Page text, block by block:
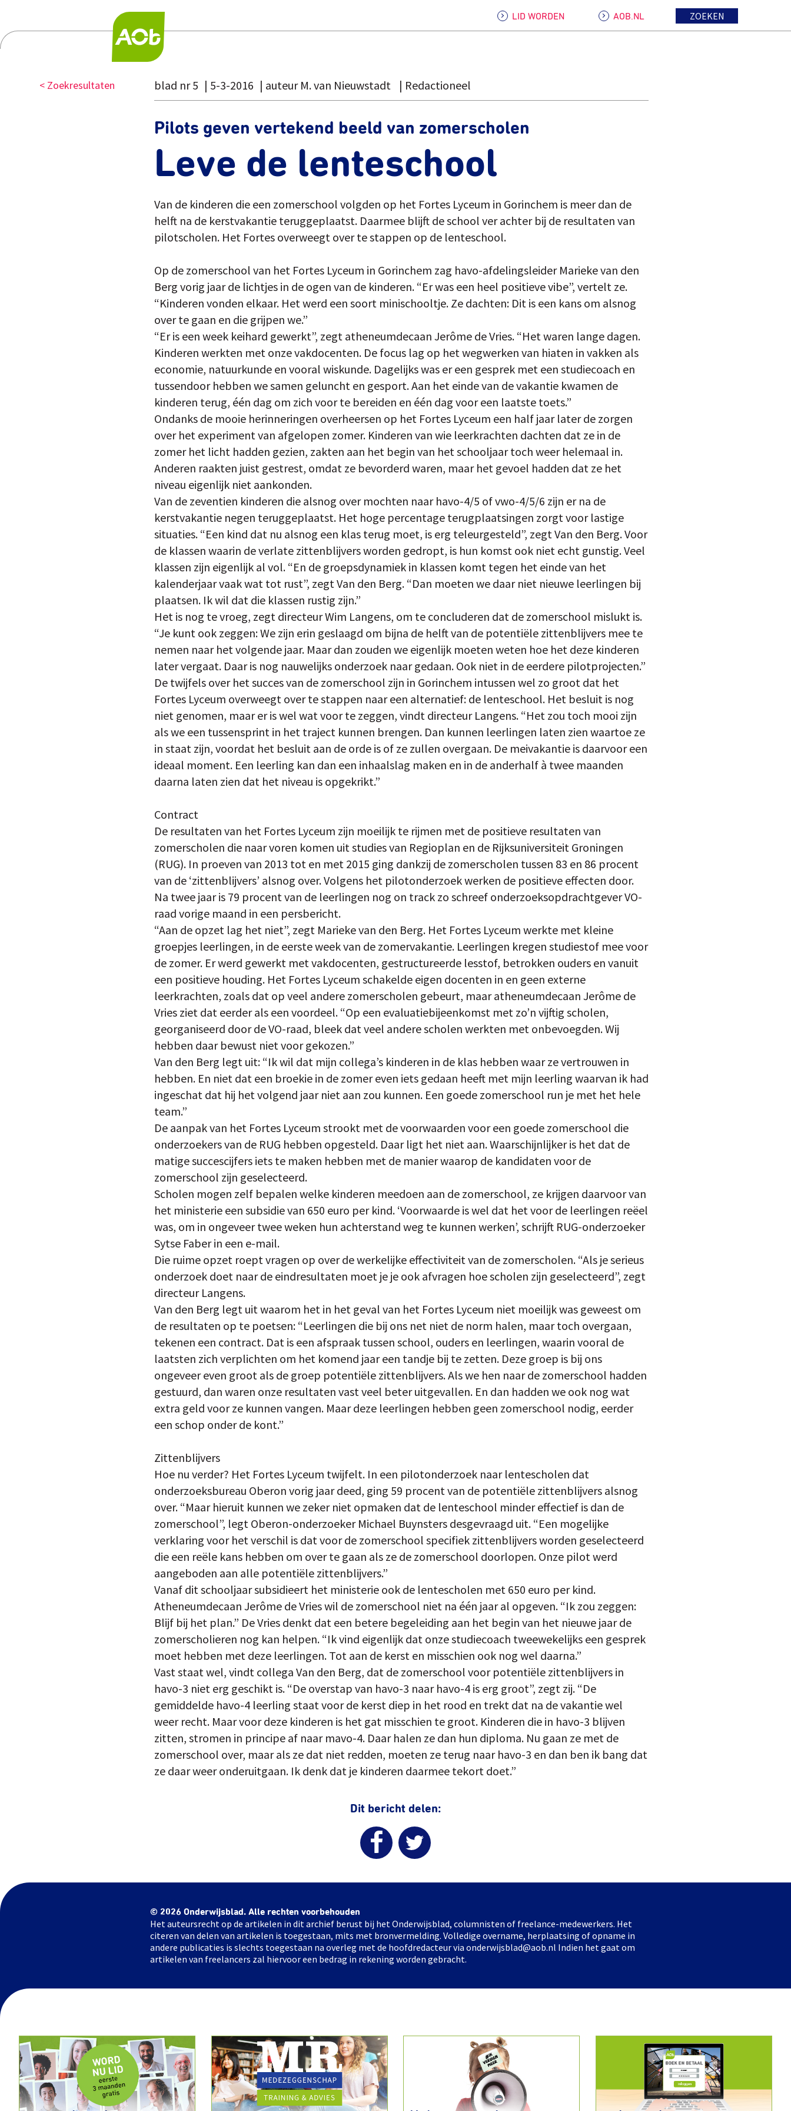
LID WORDEN AOB.NL ZOEKEN
< Zoekresultaten blad nr 5 5-3-2016 auteur M. van Nieuwstadt Redactioneel
Pilots geven vertekend beeld van zomerscholen
Leve de lenteschool
Van de kinderen die een zomerschool volgden op het Fortes Lyceum in Gorinchem is meer dan de
helft na de kerstvakantie teruggeplaatst. Daarmee blijft de school ver achter bij de resultaten van
pilotscholen. Het Fortes overweegt over te stappen op de lenteschool.
Op de zomerschool van het Fortes Lyceum in Gorinchem zag havo-afdelingsleider Marieke van den
Berg vorig jaar de lichtjes in de ogen van de kinderen. “Er was een heel positieve vibe”, vertelt ze.
“Kinderen vonden elkaar. Het werd een soort minischooltje. Ze dachten: Dit is een kans om alsnog
over te gaan en die grijpen we.”
“Er is een week keihard gewerkt”, zegt atheneumdecaan Jerôme de Vries. “Het waren lange dagen.
Kinderen werkten met onze vakdocenten. De focus lag op het wegwerken van hiaten in vakken als
economie, natuurkunde en vooral wiskunde. Dagelijks was er een gesprek met een studiecoach en
tussendoor hebben we samen geluncht en gesport. Aan het einde van de vakantie kwamen de
kinderen terug, één dag om zich voor te bereiden en één dag voor een laatste toets.”
Ondanks de mooie herinneringen overheersen op het Fortes Lyceum een half jaar later de zorgen
over het experiment van afgelopen zomer. Kinderen van wie leerkrachten dachten dat ze in de
zomer het licht hadden gezien, zakten aan het begin van het schooljaar toch weer helemaal in.
Anderen raakten juist gestrest, omdat ze bevorderd waren, maar het gevoel hadden dat ze het
niveau eigenlijk niet aankonden.
Van de zeventien kinderen die alsnog over mochten naar havo-4/5 of vwo-4/5/6 zijn er na de
kerstvakantie negen teruggeplaatst. Het hoge percentage terugplaatsingen zorgt voor lastige
situaties. “Een kind dat nu alsnog een klas terug moet, is erg teleurgesteld”, zegt Van den Berg. Voor
de klassen waarin de verlate zittenblijvers worden gedropt, is hun komst ook niet echt gunstig. Veel
klassen zijn eigenlijk al vol. “En de groepsdynamiek in klassen komt tegen het einde van het
kalenderjaar vaak wat tot rust”, zegt Van den Berg. “Dan moeten we daar niet nieuwe leerlingen bij
plaatsen. Ik wil dat die klassen rustig zijn.”
Het is nog te vroeg, zegt directeur Wim Langens, om te concluderen dat de zomerschool mislukt is.
“Je kunt ook zeggen: We zijn erin geslaagd om bijna de helft van de potentiële zittenblijvers mee te
nemen naar het volgende jaar. Maar dan zouden we eigenlijk moeten weten hoe het deze kinderen
later vergaat. Daar is nog nauwelijks onderzoek naar gedaan. Ook niet in de eerdere pilotprojecten.”
De twijfels over het succes van de zomerschool zijn in Gorinchem intussen wel zo groot dat het
Fortes Lyceum overweegt over te stappen naar een alternatief: de lenteschool. Het besluit is nog
niet genomen, maar er is wel wat voor te zeggen, vindt directeur Langens. “Het zou toch mooi zijn
als we een tussensprint in het traject kunnen brengen. Dan kunnen leerlingen laten zien waartoe ze
in staat zijn, voordat het besluit aan de orde is of ze zullen overgaan. De meivakantie is daarvoor een
ideaal moment. Een leerling kan dan een inhaalslag maken en in de anderhalf à twee maanden
daarna laten zien dat het niveau is opgekrikt.”
Contract
De resultaten van het Fortes Lyceum zijn moeilijk te rijmen met de positieve resultaten van
zomerscholen die naar voren komen uit studies van Regioplan en de Rijksuniversiteit Groningen
(RUG). In proeven van 2013 tot en met 2015 ging dankzij de zomerscholen tussen 83 en 86 procent
van de ‘zittenblijvers’ alsnog over. Volgens het pilotonderzoek werken de positieve effecten door.
Na twee jaar is 79 procent van de leerlingen nog on track zo schreef onderzoeksopdrachtgever VO-
raad vorige maand in een persbericht.
“Aan de opzet lag het niet”, zegt Marieke van den Berg. Het Fortes Lyceum werkte met kleine
groepjes leerlingen, in de eerste week van de zomervakantie. Leerlingen kregen studiestof mee voor
de zomer. Er werd gewerkt met vakdocenten, gestructureerde lesstof, betrokken ouders en vanuit
een positieve houding. Het Fortes Lyceum schakelde eigen docenten in en geen externe
leerkrachten, zoals dat op veel andere zomerscholen gebeurt, maar atheneumdecaan Jerôme de
Vries ziet dat eerder als een voordeel. “Op een evaluatiebijeenkomst met zo’n vijftig scholen,
georganiseerd door de VO-raad, bleek dat veel andere scholen werkten met onbevoegden. Wij
hebben daar bewust niet voor gekozen.”
Van den Berg legt uit: “Ik wil dat mijn collega’s kinderen in de klas hebben waar ze vertrouwen in
hebben. En niet dat een broekie in de zomer even iets gedaan heeft met mijn leerling waarvan ik had
ingeschat dat hij het volgend jaar niet aan zou kunnen. Een goede zomerschool run je met het hele
team.”
De aanpak van het Fortes Lyceum strookt met de voorwaarden voor een goede zomerschool die
onderzoekers van de RUG hebben opgesteld. Daar ligt het niet aan. Waarschijnlijker is het dat de
matige succescijfers iets te maken hebben met de manier waarop de kandidaten voor de
zomerschool zijn geselecteerd.
Scholen mogen zelf bepalen welke kinderen meedoen aan de zomerschool, ze krijgen daarvoor van
het ministerie een subsidie van 650 euro per kind. ‘Voorwaarde is wel dat het voor de leerlingen reëel
was, om in ongeveer twee weken hun achterstand weg te kunnen werken’, schrijft RUG-onderzoeker
Sytse Faber in een e-mail.
Die ruime opzet roept vragen op over de werkelijke effectiviteit van de zomerscholen. “Als je serieus
onderzoek doet naar de eindresultaten moet je je ook afvragen hoe scholen zijn geselecteerd”, zegt
directeur Langens.
Van den Berg legt uit waarom het in het geval van het Fortes Lyceum niet moeilijk was geweest om
de resultaten op te poetsen: “Leerlingen die bij ons net niet de norm halen, maar toch overgaan,
tekenen een contract. Dat is een afspraak tussen school, ouders en leerlingen, waarin vooral de
laatsten zich verplichten om het komend jaar een tandje bij te zetten. Deze groep is bij ons
ongeveer even groot als de groep potentiële zittenblijvers. Als we hen naar de zomerschool hadden
gestuurd, dan waren onze resultaten vast veel beter uitgevallen. En dan hadden we ook nog wat
extra geld voor ze kunnen vangen. Maar deze leerlingen hebben geen zomerschool nodig, eerder
een schop onder de kont.”
Zittenblijvers
Hoe nu verder? Het Fortes Lyceum twijfelt. In een pilotonderzoek naar lentescholen dat
onderzoeksbureau Oberon vorig jaar deed, ging 59 procent van de potentiële zittenblijvers alsnog
over. “Maar hieruit kunnen we zeker niet opmaken dat de lenteschool minder effectief is dan de
zomerschool”, legt Oberon-onderzoeker Michael Buynsters desgevraagd uit. “Een mogelijke
verklaring voor het verschil is dat voor de zomerschool specifiek zittenblijvers worden geselecteerd
die een reële kans hebben om over te gaan als ze de zomerschool doorlopen. Onze pilot werd
aangeboden aan alle potentiële zittenblijvers.”
Vanaf dit schooljaar subsidieert het ministerie ook de lentescholen met 650 euro per kind.
Atheneumdecaan Jerôme de Vries wil de zomerschool niet na één jaar al opgeven. “Ik zou zeggen:
Blijf bij het plan.” De Vries denkt dat een betere begeleiding aan het begin van het nieuwe jaar de
zomerscholieren nog kan helpen. “Ik vind eigenlijk dat onze studiecoach tweewekelijks een gesprek
moet hebben met deze leerlingen. Tot aan de kerst en misschien ook nog wel daarna.”
Vast staat wel, vindt collega Van den Berg, dat de zomerschool voor potentiële zittenblijvers in
havo-3 niet erg geschikt is. “De overstap van havo-3 naar havo-4 is erg groot”, zegt zij. “De
gemiddelde havo-4 leerling staat voor de kerst diep in het rood en trekt dat na de vakantie wel
weer recht. Maar voor deze kinderen is het gat misschien te groot. Kinderen die in havo-3 blijven
zitten, stromen in principe af naar mavo-4. Daar halen ze dan hun diploma. Nu gaan ze met de
zomerschool over, maar als ze dat niet redden, moeten ze terug naar havo-3 en dan ben ik bang dat
ze daar weer onderuitgaan. Ik denk dat je kinderen daarmee tekort doet.”
Dit bericht delen:
© 2026 Onderwijsblad. Alle rechten voorbehouden
Het auteursrecht op de artikelen in dit archief berust bij het Onderwijsblad, columnisten of freelance-medewerkers. Het
citeren van delen van artikelen is toegestaan, mits met bronvermelding. Volledige overname, herplaatsing of opname in
andere publicaties is slechts toegestaan na overleg met de hoofdredacteur via onderwijsblad@aob.nl Indien het gaat om
artikelen van freelancers zal hiervoor een bedrag in rekening worden gebracht.